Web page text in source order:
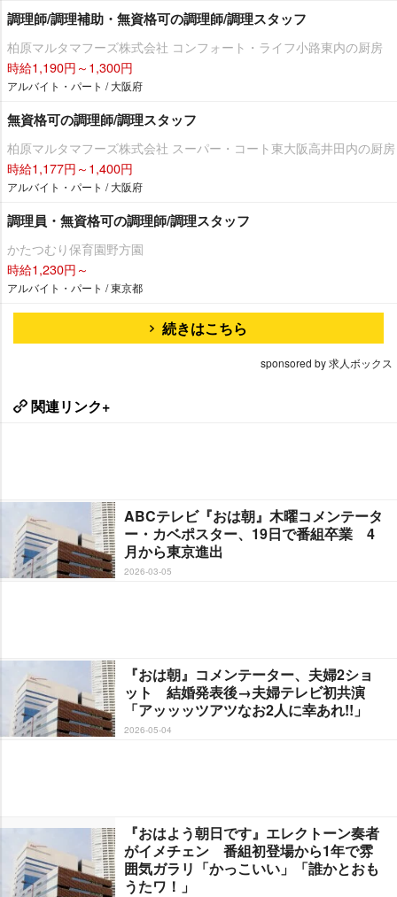
調理師/調理補助・無資格可の調理師/調理スタッフ
柏原マルタマフーズ株式会社 コンフォート・ライフ小路東内の厨房
時給1,190円～1,300円
アルバイト・パート / 大阪府
無資格可の調理師/調理スタッフ
柏原マルタマフーズ株式会社 スーパー・コート東大阪高井田内の厨房
時給1,177円～1,400円
アルバイト・パート / 大阪府
調理員・無資格可の調理師/調理スタッフ
かたつむり保育園野方園
時給1,230円～
アルバイト・パート / 東京都
続きはこちら
sponsored by 求人ボックス
関連リンク+
ABCテレビ『おは朝』木曜コメンテータ
ー・カベポスター、19日で番組卒業 4
月から東京進出
2026-03-05
『おは朝』コメンテーター、夫婦2ショ
ット 結婚発表後→夫婦テレビ初共演
「アッッッツアツなお2人に幸あれ!!」
2026-05-04
『おはよう朝日です』エレクトーン奏者
がイメチェン 番組初登場から1年で雰
囲気ガラリ「かっこいい」「誰かとおも
うたワ！」